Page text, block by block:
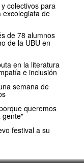
colectivos para
excolegiata de
de 78 alumnos
de la UBU en
en la literatura
e inclusión
semana de
queremos
gente"
festival a su